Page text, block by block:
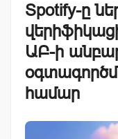
Spotify-ը
ԱԲ-ի
համար